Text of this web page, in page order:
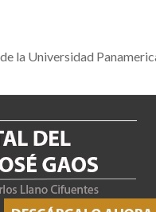
la Universidad